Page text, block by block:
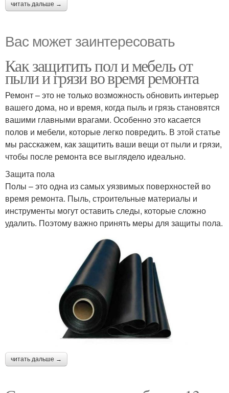
читать дальше →
Вас может заинтересовать
Как защитить пол и мебель от
пыли и грязи во время ремонта
Ремонт – это не только возможность обновить интерьер
вашего дома, но и время, когда пыль и грязь становятся
вашими главными врагами. Особенно это касается
полов и мебели, которые легко повредить. В этой статье
мы расскажем, как защитить ваши вещи от пыли и грязи,
чтобы после ремонта все выглядело идеально.
Защита пола
Полы – это одна из самых уязвимых поверхностей во
время ремонта. Пыль, строительные материалы и
инструменты могут оставить следы, которые сложно
удалить. Поэтому важно принять меры для защиты пола.
читать дальше →